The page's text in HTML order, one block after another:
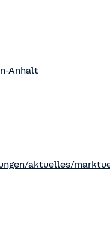
Anhalt
aktuelles/